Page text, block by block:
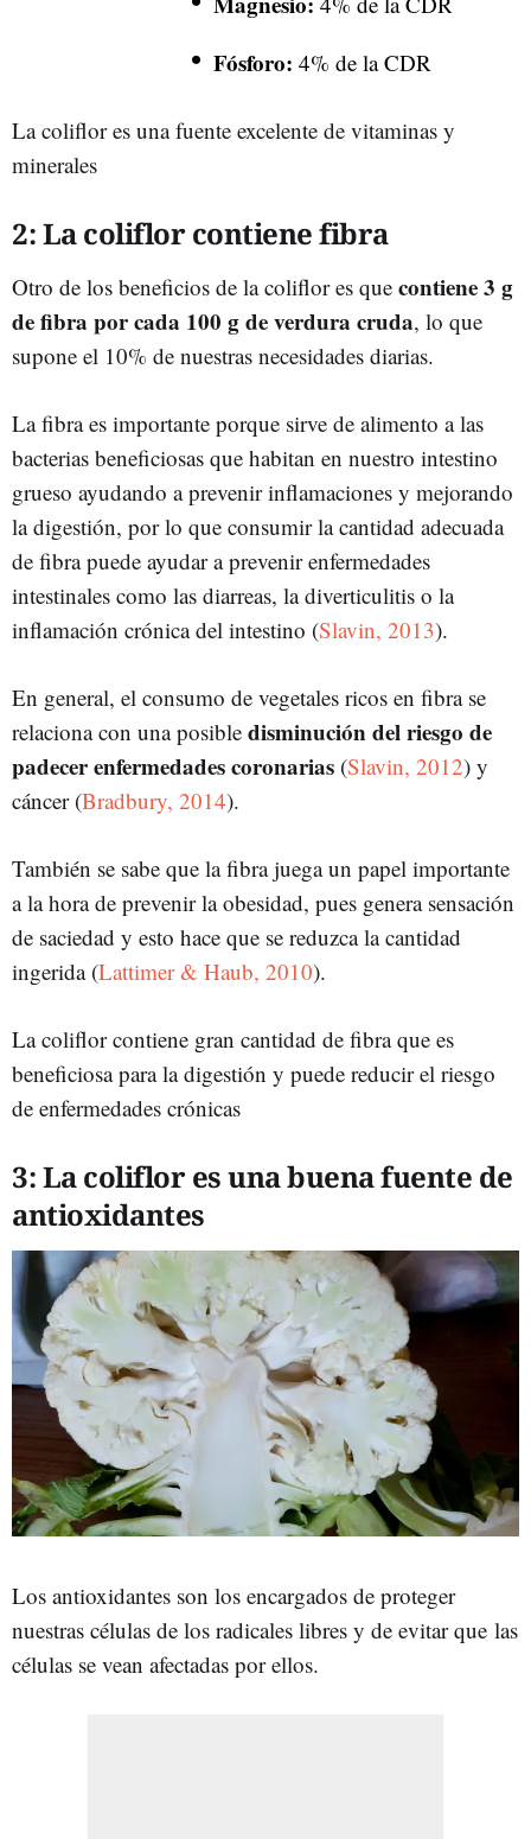
Fósforo: 4% de la CDR
La coliflor es una fuente excelente de vitaminas y
minerales
2: La coliflor contiene fibra
Otro de los beneficios de la coliflor es que contiene 3 g
de fibra por cada 100 g de verdura cruda, lo que
supone el 10% de nuestras necesidades diarias.
La fibra es importante porque sirve de alimento a las
bacterias beneficiosas que habitan en nuestro intestino
grueso ayudando a prevenir inflamaciones y mejorando
la digestión, por lo que consumir la cantidad adecuada
de fibra puede ayudar a prevenir enfermedades
intestinales como las diarreas, la diverticulitis o la
inflamación crónica del intestino (Slavin, 2013).
En general, el consumo de vegetales ricos en fibra se
relaciona con una posible disminución del riesgo de
padecer enfermedades coronarias (Slavin, 2012) y
cáncer (Bradbury, 2014).
También se sabe que la fibra juega un papel importante
a la hora de prevenir la obesidad, pues genera sensación
de saciedad y esto hace que se reduzca la cantidad
ingerida (Lattimer & Haub, 2010).
La coliflor contiene gran cantidad de fibra que es
beneficiosa para la digestión y puede reducir el riesgo
de enfermedades crónicas
3: La coliflor es una buena fuente de
antioxidantes
Los antioxidantes son los encargados de proteger
nuestras células de los radicales libres y de evitar que las
células se vean afectadas por ellos.